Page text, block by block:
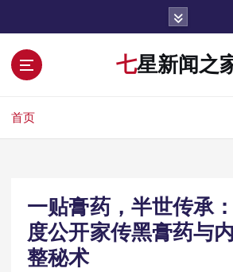
七星新闻之
首页
一贴膏药，半世传承
度公开家传黑膏药与
整秘术